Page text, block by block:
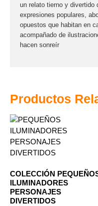
Productos
COLECCIÓN
ILUMINADORES
PERSONAJES
DIVERTIDOS
un relato tierno y divertido
expresiones populares,
opuestos que habitan en
acompañado de
hacen sonreír